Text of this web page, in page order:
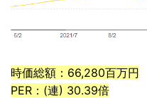
時価総額：66,280百万円
PER：(連) 30.39倍